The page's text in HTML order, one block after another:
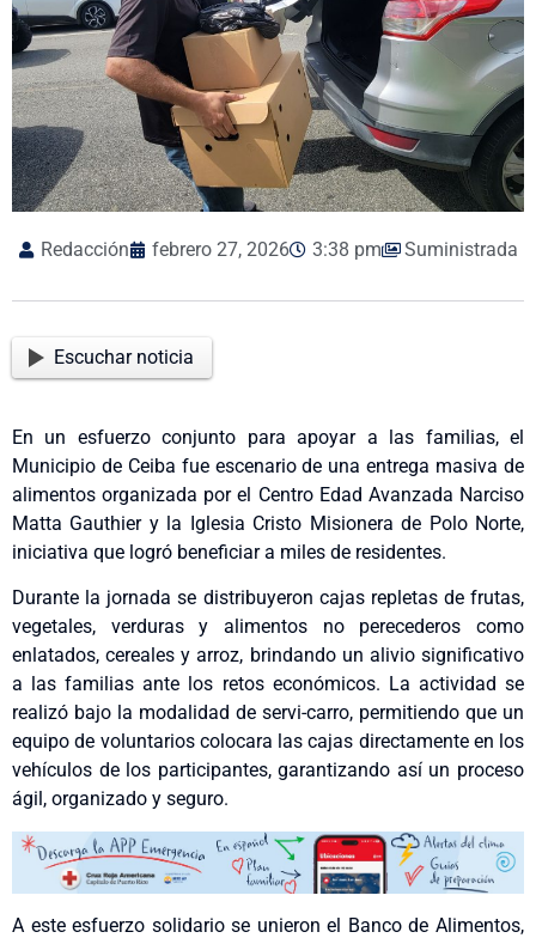
Redacción febrero 27, 2026 3:38 pm Suministrada
Escuchar noticia
En un esfuerzo conjunto para apoyar a las familias, el
Municipio de Ceiba fue escenario de una entrega masiva de
alimentos organizada por el Centro Edad Avanzada Narciso
Matta Gauthier y la Iglesia Cristo Misionera de Polo Norte,
iniciativa que logró beneficiar a miles de residentes.
Durante la jornada se distribuyeron cajas repletas de frutas,
vegetales, verduras y alimentos no perecederos como
enlatados, cereales y arroz, brindando un alivio significativo
a las familias ante los retos económicos. La actividad se
realizó bajo la modalidad de servi-carro, permitiendo que un
equipo de voluntarios colocara las cajas directamente en los
vehículos de los participantes, garantizando así un proceso
ágil, organizado y seguro.
A este esfuerzo solidario se unieron el Banco de Alimentos,